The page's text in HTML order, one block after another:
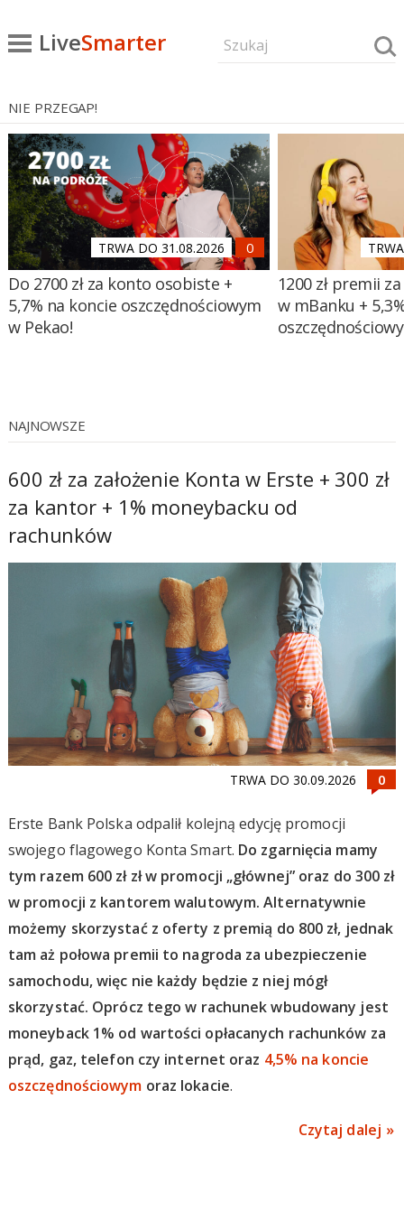
LiveSmarter
NIE PRZEGAP!
TRWA DO 31.08.2026
Do 2700 zł za konto osobiste +
5,7% na koncie oszczędnościowym
w Pekao!
1200 zł premii
w mBanku +
NAJNOWSZE
600 zł za założenie Konta w Erste + 300 zł
za kantor + 1% moneybacku od
rachunków
TRWA DO 30.09.2026
Erste Bank Polska odpalił kolejną edycję promocji
swojego flagowego Konta Smart. Do zgarnięcia mamy
tym razem 600 zł zł w promocji „głównej” oraz do 300 zł
w promocji z kantorem walutowym. Alternatywnie
możemy skorzystać z oferty z premią do 800 zł, jednak
tam aż połowa premii to nagroda za ubezpieczenie
samochodu, więc nie każdy będzie z niej mógł
skorzystać. Oprócz tego w rachunek wbudowany jest
moneyback 1% od wartości opłacanych rachunków za
prąd, gaz, telefon czy internet oraz 4,5% na koncie
oszczędnościowym oraz lokacie.
Czytaj dalej